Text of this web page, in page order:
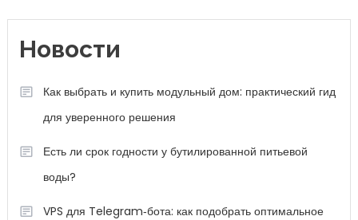
Новости
Как выбрать и купить модульный дом: практический гид
для уверенного решения
Есть ли срок годности у бутилированной питьевой
воды?
VPS для Telegram‑бота: как подобрать оптимальное